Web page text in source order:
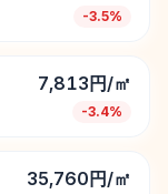
-3.5%
7,813円/㎡
-3.4%
35,760円/㎡